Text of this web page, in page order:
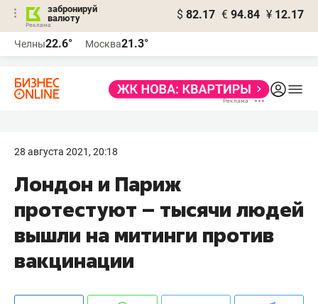
забронируй
валюту
$ 82.17 € 94.84 ¥ 12.17
Челны22.6° Москва21.3°
28 августа 2021, 20:18
Лондон и Париж
протестуют – тысячи людей
вышли на митинги против
вакцинации